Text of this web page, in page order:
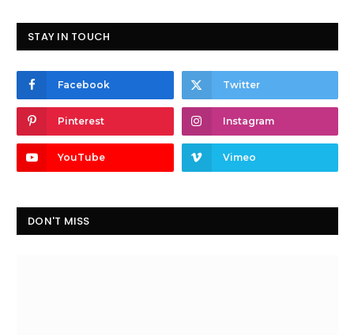
STAY IN TOUCH
Facebook Twitter
Pinterest Instagram
YouTube Vimeo
DON'T MISS